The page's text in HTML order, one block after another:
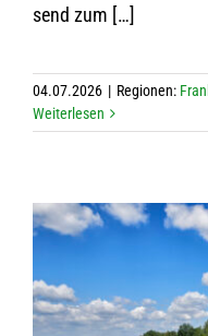
send zum […]
04.07.2026 | Regio­nen:
Wei­ter­le­sen